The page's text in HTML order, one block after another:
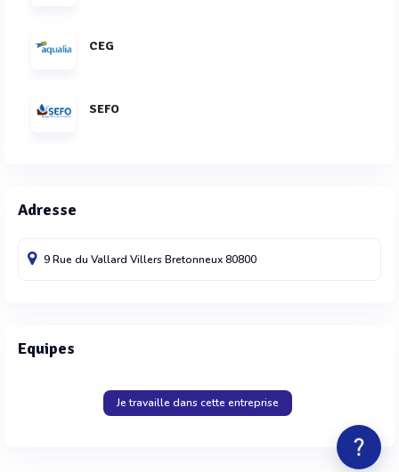
CEG
SEFO
Adresse
9 Rue du Vallard Villers Bretonneux80800
Equipes
Je travaille dans cette entreprise